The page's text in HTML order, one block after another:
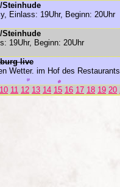
Steinhude
Einlass: 19Uhr, Beginn: 20Uhr
Steinhude
19Uhr, Beginn: 20Uhr
live
Wetter. im Hof des
10 11 12 13 14 15 16 17 18 19 20